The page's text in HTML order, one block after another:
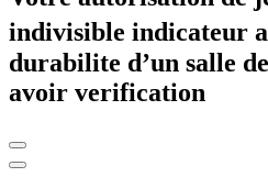
indivisible indicateur
durabilite d’un salle
avoir verification